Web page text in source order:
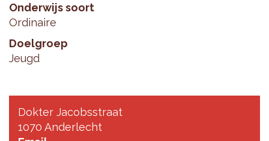
Onderwijs soort
Ordinaire
Doelgroep
Jeugd
Dokter Jacobsstraat
1070 Anderlecht